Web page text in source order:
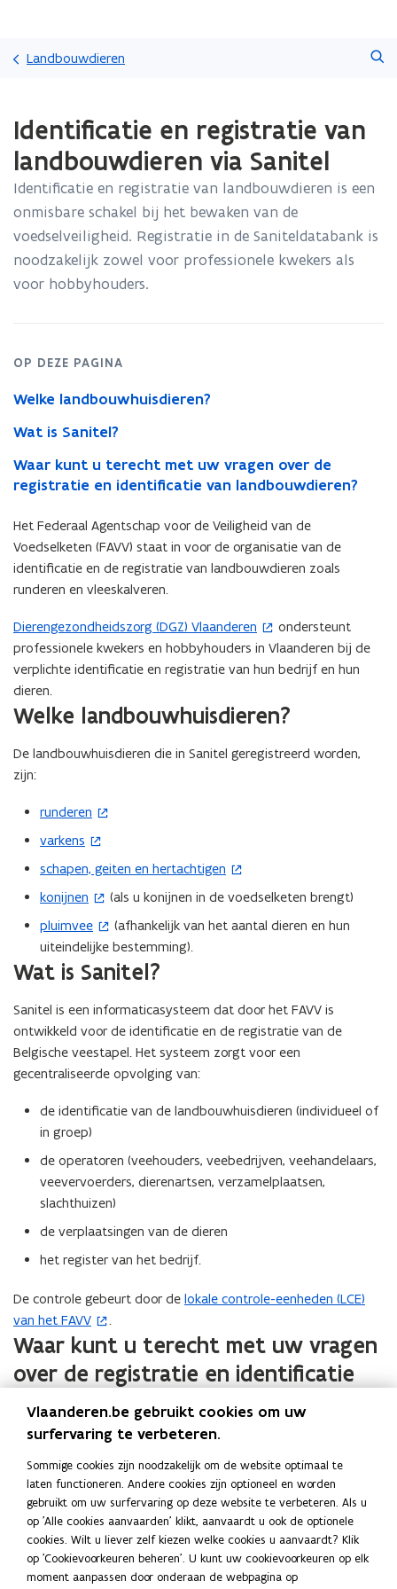
gaan
Landbouwdieren
met
laden.
bevindt
zich
op:
Identificatie
van
Identificatie en registratie van
landbouwdieren via Sanitel
Identificatie en registratie van landbouwdieren is een
onmisbare schakel bij het bewaken van de
voedselveiligheid. Registratie in de Saniteldatabank is
noodzakelijk zowel voor professionele kwekers als
voor hobbyhouders.
OP DEZE PAGINA
Welke landbouwhuisdieren?
Wat is Sanitel?
Waar kunt u terecht met uw vragen over de
registratie en identificatie van landbouwdieren?
Het Federaal Agentschap voor de Veiligheid van de
Voedselketen (FAVV) staat in voor de organisatie van de
identificatie en de registratie van landbouwdieren zoals
runderen en vleeskalveren.
Dierengezondheidszorg (DGZ) Vlaanderen
(
o
p
e
n
i
n
s
e
r
)
ondersteunt
professionele kwekers en hobbyhouders in Vlaanderen bij de
verplichte identificatie en registratie van hun bedrijf en hun
dieren.
Welke landbouwhuisdieren?
De landbouwhuisdieren die in Sanitel geregistreerd worden,
zijn:
runderen
(
o
e
n
t
i
n
i
e
u
w
e
n
)
varkens
(
o
e
n
t
i
n
i
e
u
v
e
n
s
t
e
)
schapen, geiten en hertachtigen
(
o
e
n
t
n
n
i
e
u
w
e
n
s
t
e
)
konijnen
(
o
p
n
t
i
n
n
e
u
w
s
t
r
)
(als u konijnen in de voedselketen brengt)
pluimvee
(
o
p
n
t
i
n
i
e
u
w
v
e
s
e
r
)
(afhankelijk van het aantal dieren en hun
uiteindelijke bestemming).
Wat is Sanitel?
Sanitel is een informaticasysteem dat door het FAVV is
ontwikkeld voor de identificatie en de registratie van de
Belgische veestapel. Het systeem zorgt voor een
gecentraliseerde opvolging van:
de identificatie van de landbouwhuisdieren (individueel of
in groep)
de operatoren (veehouders, veebedrijven, veehandelaars,
veevervoerders, dierenartsen, verzamelplaatsen,
slachthuizen)
de verplaatsingen van de dieren
het register van het bedrijf.
De controle gebeurt door de lokale controle-eenheden (LCE)
van het FAVV
(
p
e
n
t
n
i
e
u
w
v
.
Waar kunt u terecht met uw vragen
over de registratie en identificatie
van landbouwdieren?
Bij de contact- en informatiepunten van
Dierengezondheidszorg (DGZ) Vlaanderen:
bij de DGZ-helpdesk op het nummer 078 05 05 23 of via
e-mail of het contactformulier
o
p
e
aan een loket van een DGZ-site:
Lier
- Hagenbroeksesteenweg 167 2500
Vlaanderen.be gebruikt cookies om uw
surfervaring te verbeteren.
Sommige cookies zijn noodzakelijk om de website optimaal te
laten functioneren. Andere cookies zijn optioneel en worden
gebruikt om uw surfervaring op deze website te verbeteren. Als u
op 'Alle cookies aanvaarden' klikt, aanvaardt u ook de optionele
cookies. Wilt u liever zelf kiezen welke cookies u aanvaardt? Klik
op 'Cookievoorkeuren beheren'. U kunt uw cookievoorkeuren op elk
moment aanpassen door onderaan de webpagina op